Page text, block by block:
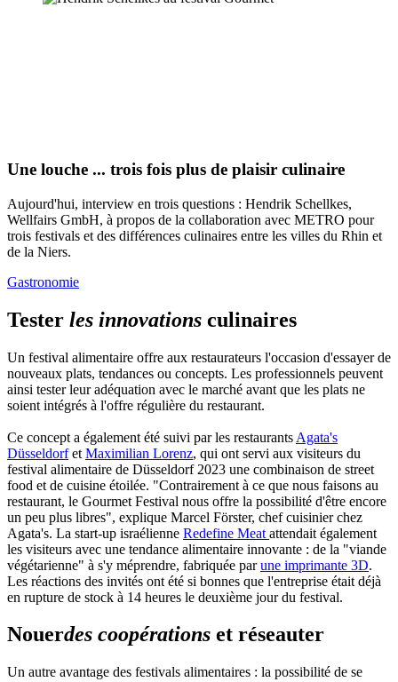
Une louche ... trois fois plus de plaisir culinaire
Aujourd'hui, interview en trois questions : Hendrik Schellkes,
Wellfairs GmbH, à propos de la collaboration avec METRO pour
trois festivals et des différences culinaires entre les villes du Rhin et
de la Niers.
Gastronomie
Tester les innovations culinaires
Un festival alimentaire offre aux restaurateurs l'occasion d'essayer de
nouveaux plats, tendances ou concepts. Les professionnels peuvent
ainsi tester leur adéquation avec le marché avant que les plats ne
soient intégrés à l'offre régulière du restaurant.
Ce concept a également été suivi par les restaurants Agata's
Düsseldorfet Maximilian Lorenz, qui ont servi aux visiteurs du
festival alimentaire de Düsseldorf 2023 une combinaison de street
food et de cuisine étoilée. "Contrairement à ce que nous faisons au
restaurant, le Gourmet Festival nous offre la possibilité d'être encore
un peu plus libres", explique Marcel Förster, chef cuisinier chez
Agata's. La start-up israélienne Redefine Meat attendait également
les visiteurs avec une tendance alimentaire innovante : de la "viande
végétarienne" à s'y méprendre, fabriquée parune imprimante 3D.
Les réactions des invités ont été si bonnes que l'entreprise était déjà
en rupture de stock à 14 heures le deuxième jour du festival.
Nouerdes coopérations et réseauter
Un autre avantage des festivals alimentaires : la possibilité de se